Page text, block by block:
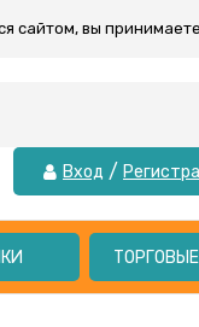
сайтом, вы принимаете
Вход /